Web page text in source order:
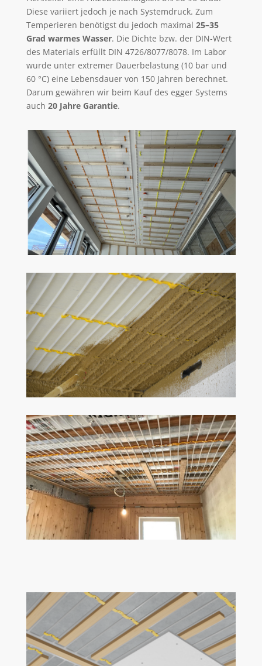
Diese variiert jedoch je nach Systemdruck. Zum
Temperieren benötigst du jedoch maximal 25–35
Grad warmes Wasser. Die Dichte bzw. der DIN-Wert
des Materials erfüllt DIN 4726/8077/8078. Im Labor
wurde unter extremer Dauerbelastung (10 bar und
60 °C) eine Lebensdauer von 150 Jahren berechnet.
Darum gewähren wir beim Kauf des egger Systems
auch 20 Jahre Garantie.